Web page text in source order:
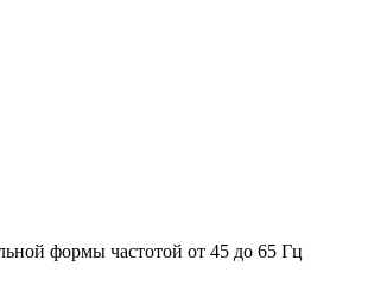
формы частотой от 45 до 65 Гц